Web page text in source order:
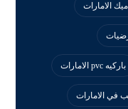
الامارات
باركيه pvc الامارات
في الامارات